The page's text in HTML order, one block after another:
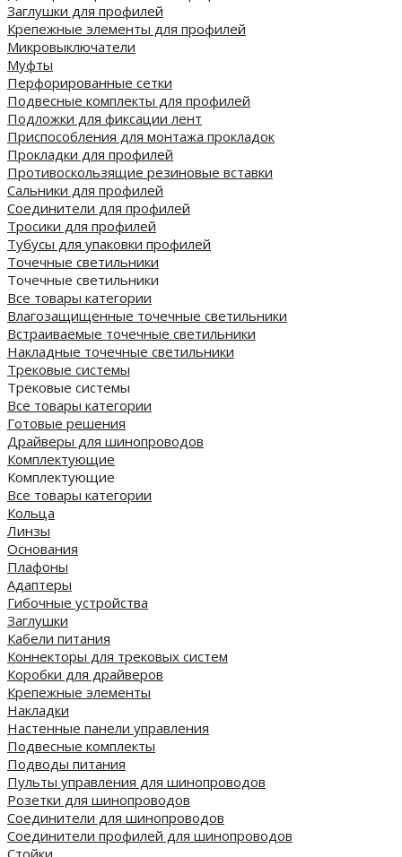
Заглушки для профилей
Крепежные элементы для профилей
Микровыключатели
Муфты
Перфорированные сетки
Подвесные комплекты для профилей
Подложки для фиксации лент
Приспособления для монтажа прокладок
Прокладки для профилей
Противоскользящие резиновые вставки
Сальники для профилей
Соединители для профилей
Тросики для профилей
Тубусы для упаковки профилей
Точечные светильники
Точечные светильники
Все товары категории
Влагозащищенные точечные светильники
Встраиваемые точечные светильники
Накладные точечные светильники
Трековые системы
Трековые системы
Все товары категории
Готовые решения
Драйверы для шинопроводов
Комплектующие
Комплектующие
Все товары категории
Кольца
Линзы
Основания
Плафоны
Адаптеры
Гибочные устройства
Заглушки
Кабели питания
Коннекторы для трековых систем
Коробки для драйверов
Крепежные элементы
Накладки
Настенные панели управления
Подвесные комплекты
Подводы питания
Пульты управления для шинопроводов
Розетки для шинопроводов
Соединители для шинопроводов
Соединители профилей для шинопроводов